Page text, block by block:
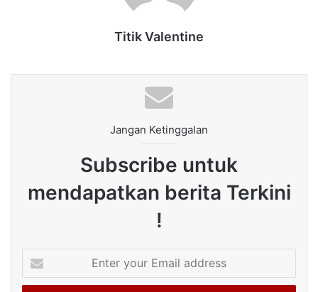
Titik Valentine
Jangan Ketinggalan
Subscribe untuk
mendapatkan berita Terkini
!
your
Email